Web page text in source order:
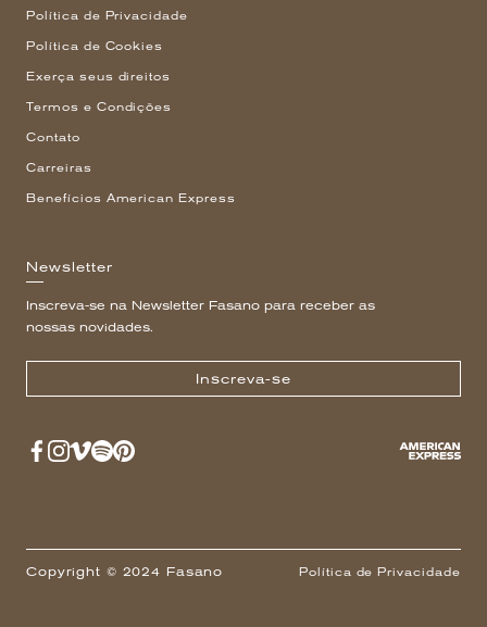
Política de Privacidade
Política de Cookies
Exerça seus direitos
Termos e Condições
Contato
Carreiras
Benefícios American Express
Newsletter
Inscreva-se na Newsletter Fasano para receber as
nossas novidades.
Inscreva-se
Copyright © 2024 Fasano Política de Privacidade